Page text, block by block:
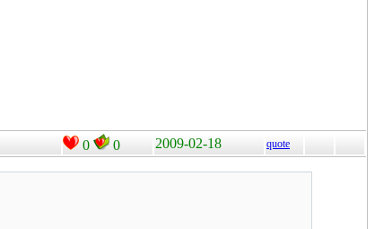
0 0 2009-02-18 quote